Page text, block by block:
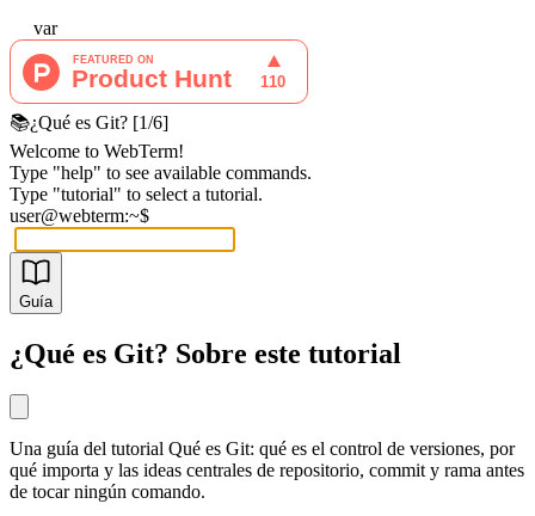
var
📚¿Qué es Git? [1/6]
Welcome to WebTerm!
Type "help" to see available commands.
Type "tutorial" to select a tutorial.
user@webterm:~$
Guía
¿Qué es Git? Sobre este tutorial
Una guía del tutorial Qué es Git: qué es el control de versiones, por
qué importa y las ideas centrales de repositorio, commit y rama antes
de tocar ningún comando.